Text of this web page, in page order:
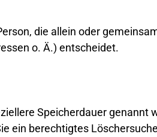
die allein oder
o. Ä.) entscheidet.
Speicherdauer genannt
ein berechtigtes